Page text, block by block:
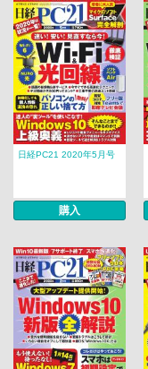
日経PC21 2020年5月号
購入